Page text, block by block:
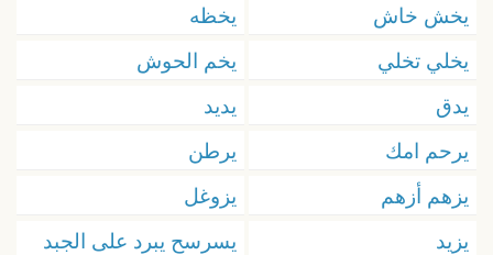
يخش خاش
يخظه
يخلي تخلي
يخم الحوش
يدق
يديد
يرحم امك
يرطن
يزهم أزهم
يزوغل
يزيد
يسرسح يبرد على الجبد